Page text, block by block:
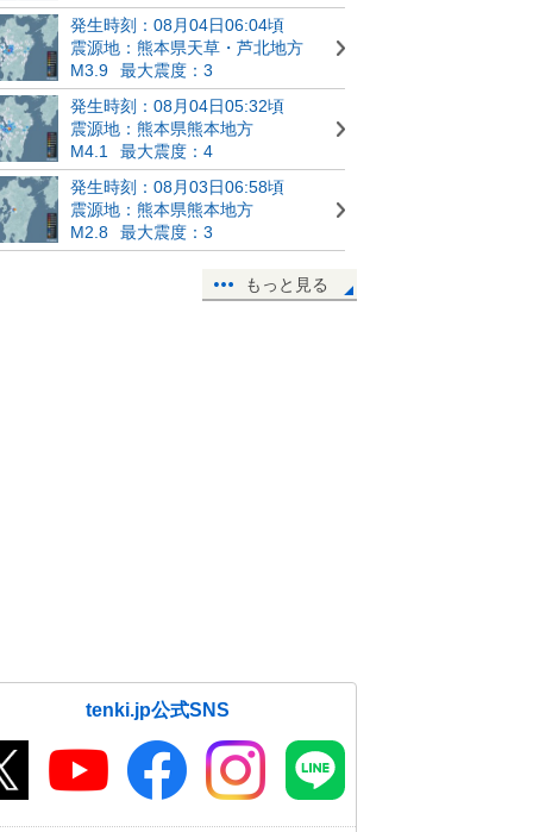
発生時刻：08月04日06:04頃
震源地：熊本県天草・芦北地方
M3.9
最大震度：3
発生時刻：08月04日05:32頃
震源地：熊本県熊本地方
M4.1
最大震度：4
発生時刻：08月03日06:58頃
震源地：熊本県熊本地方
M2.8
最大震度：3
もっと見る
tenki.jp公式SNS